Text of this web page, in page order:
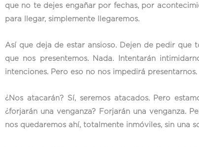
que no te dejes engañar por fechas, por
para llegar, simplemente llegaremos.
Así que deja de estar ansioso. Dejen de pedir que
que nos presentemos. Nada. Intentarán
intenciones. Pero eso no nos impedirá presentarnos.
¿Nos atacarán? Sí, seremos atacados. Pero
¿forjarán una venganza? Forjarán una venganza.
nos quedaremos ahí, totalmente inmóviles, sin una